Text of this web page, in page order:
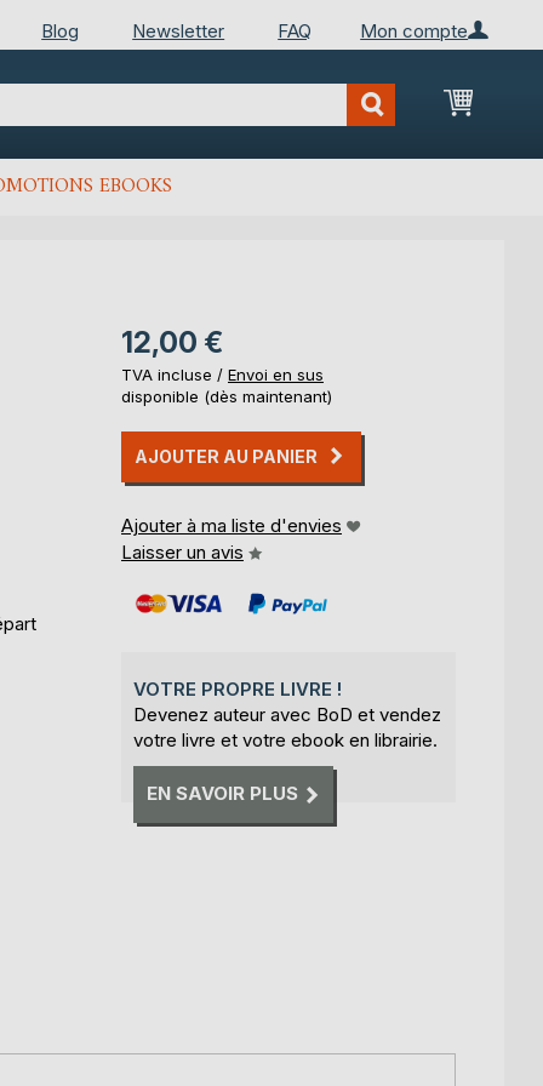
Mon compte
Blog Newsletter FAQ
Mon
EBOOKS
12,00 €
TVA incluse / Envoi en sus
disponible (dès maintenant)
AJOUTER AU PANIER
Ajouter à ma liste d'envies
Laisser un avis
VOTRE PROPRE LIVRE !
Devenez auteur avec BoD et vendez
votre livre et votre ebook en librairie.
EN SAVOIR PLUS